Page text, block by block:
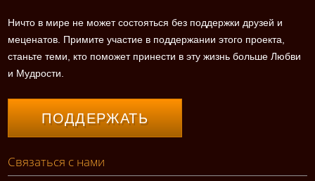
Ничто в мире не может состояться без поддержки друзей и
меценатов. Примите участие в поддержании этого проекта,
станьте теми, кто поможет принести в эту жизнь больше Любви
и Мудрости.
ПОДДЕРЖАТЬ
Связаться с нами